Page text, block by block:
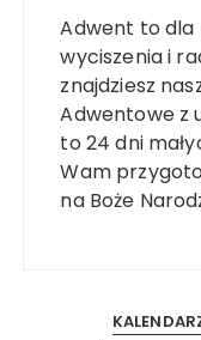
Adwent to dla
wyciszenia i
znajdziesz
Adwentowe z
to 24 dni
Wam
na Boże